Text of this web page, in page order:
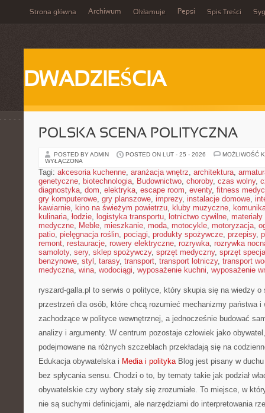
Strona główna Archiwum Okłamuje Pepsi Spis Treści
DWADZIEŚCIA
POLSKA SCENA POLITYCZNA
POSTED BY ADMIN POSTED ON LUT - 25 - 2026
MOŻLIWOŚĆ
WYŁĄCZONA
Tagi: akcesoria kuchenne, aranżacja wnętrz, architektura,
genetyczne, biotechnologia, Budownictwo, choroby, czas wolny,
diagnostyka, dom, elektryka, escape room, eventy, fitness
gry komputerowe, gry planszowe, imprezy, instalacje domowe,
kawiarnie, kino na świeżym powietrzu, kluby muzyczne,
kulinaria, łodzie, logistyka transportu, lotnictwo cywilne,
medyczne, Meble, mieszkanie, moda, motocykle, motoryzacja,
patio, pielęgnacja roślin, pociągi, produkty spożywcze, przepisy,
remont, restauracje, rowery elektryczne, rozrywka, rozrywka
samoloty, sery, sklep spożywczy, sprzęt medyczny, sprzęt
benzynowe, styl , tarasy, transport, transport lotniczy, transport
medyczna, wina, wodociągi, wyposażenie kuchni, wyposażenie
ryszard-galla.pl to serwis o polityce, który skupia się na wiedzy o
przestrzeń dla osób, które chcą rozumieć mechanizmy państwa
zachodzące w polityce wewnętrznej, a jednocześnie budować
analizy i argumenty. W centrum pozostaje człowiek jako
podejmowane na różnych szczeblach przekładają się na
Edukacja obywatelska i Media i politykaBlog jest pisany w
bez spłycania sensu. Chodzi o to, by tematy takie jak podział
obywatelskie czy wybory stały się zrozumiałe. To miejsce, w
nie są suchymi definicjami, ale narzędziami do interpretowania